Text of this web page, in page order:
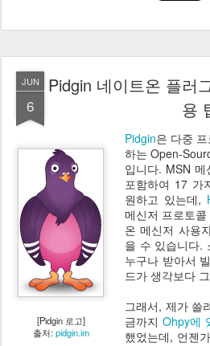
JUN
6
Pidgin 네이트온 플러
용
[Pidgin 로고]
출처:pidgin.im
Pidgin은 다중
하는 Open-
입니다. MSN
포함하여 17 가
원하고 있는데,
메신저 프로토
온 메신저 사용
을 수 있습니다.
누구나 받아서
드가 생각보다
그래서, 제가 쓸
금까지 Ohpy에
했었는데, 언젠